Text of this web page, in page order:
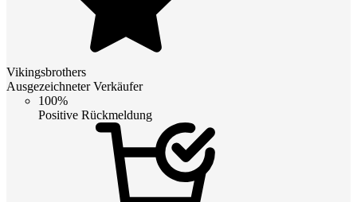
Vikingsbrothers
Ausgezeichneter Verkäufer
100%
Positive Rückmeldung